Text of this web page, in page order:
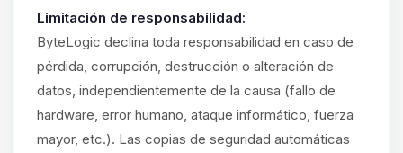
Limitación de responsabilidad:
ByteLogic declina toda responsabilidad en caso de
pérdida, corrupción, destrucción o alteración de
datos, independientemente de la causa (fallo de
hardware, error humano, ataque informático, fuerza
mayor, etc.). Las copias de seguridad automáticas